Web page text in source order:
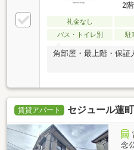
2
礼金なし
バス・トイレ別
駐
角部屋・最上階・保証
賃貸アパート セジュール蓮
念